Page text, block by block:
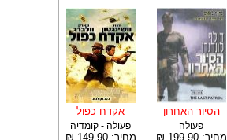
הסיור האחרון
פעולה
מחיר:199.90 ₪
אקדח כפול
פעולה - קומדיה
מחיר:149.90 ₪